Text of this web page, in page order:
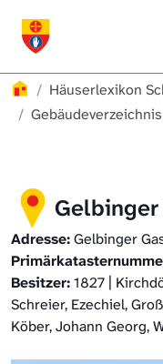
Häuserlexikon
Häuserlexikon
Gebäudeverzeichnis
Adresse:Gelbinger
Besitzer:1827 |
Schreier, Ezechiel,
Köber, Johann Georg,
Digitale